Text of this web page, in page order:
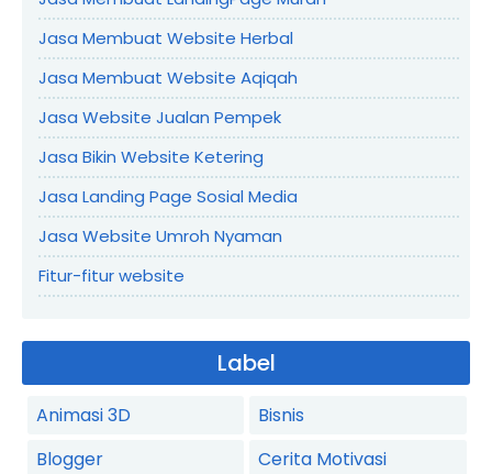
Jasa Membuat Website Herbal
Jasa Membuat Website Aqiqah
Jasa Website Jualan Pempek
Jasa Bikin Website Ketering
Jasa Landing Page Sosial Media
Jasa Website Umroh Nyaman
Fitur-fitur website
Label
Animasi 3D
Bisnis
Blogger
Cerita Motivasi